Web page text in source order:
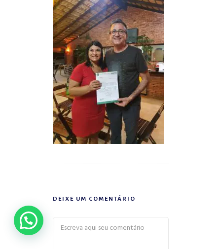
DEIXE UM COMENTÁRIO